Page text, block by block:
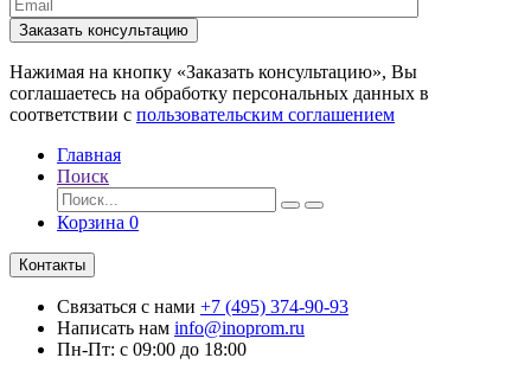
Заказать консультацию
Нажимая на кнопку «Заказать консультацию», Вы
соглашаетесь на обработку персональных данных в
соответствии с пользовательским соглашением
Главная
Поиск
Корзина 0
Контакты
Связаться с нами +7 (495) 374-90-93
Написать нам info@inoprom.ru
Пн-Пт: с 09:00 до 18:00